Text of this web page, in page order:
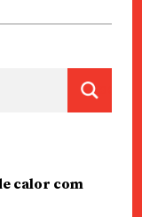
calor com